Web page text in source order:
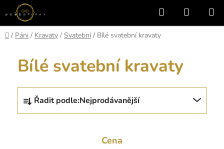
Přejít
na
obsah
Hledat
KOŠÍK
Domů
/ Páni / Kravaty / Svatební / Bílé svatební kravaty
Bílé svatební kravaty
Ř
z
Řadit podle:Nejprodávanější
Cena